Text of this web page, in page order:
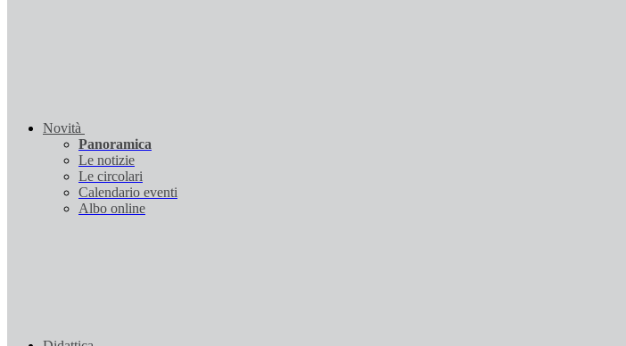
Novità
Panoramica
Le notizie
Le circolari
Calendario eventi
Albo online